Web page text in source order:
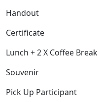
Handout
Certificate
Lunch + 2 X Coffee Break
Souvenir
Pick Up Participant